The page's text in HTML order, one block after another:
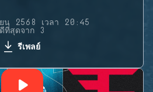
น 2568 เวลา 20:45
ดีที่สุดจาก 3
รีเพลย์